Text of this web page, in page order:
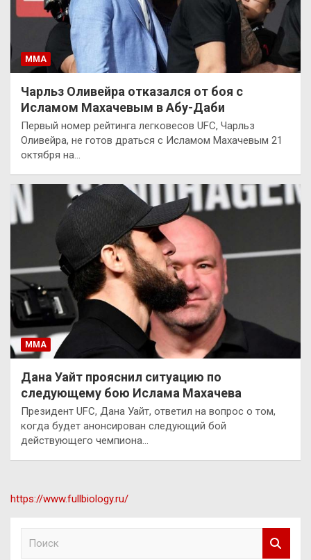
ММА
Чарльз Оливейра отказался от боя с
Исламом Махачевым в Абу-Даби
Первый номер рейтинга легковесов UFC, Чарльз
Оливейра, не готов драться с Исламом Махачевым 21
октября на…
ММА
Дана Уайт прояснил ситуацию по
следующему бою Ислама Махачева
Президент UFC, Дана Уайт, ответил на вопрос о том,
когда будет анонсирован следующий бой
действующего чемпиона…
https://www.fullbiology.ru/